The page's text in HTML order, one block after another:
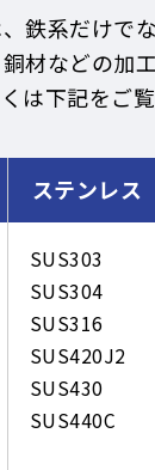
鉄系だけで
材などの加
は下記をご覧
ステンレス
SUS303
SUS304
SUS316
SUS420J2
SUS430
SUS440C